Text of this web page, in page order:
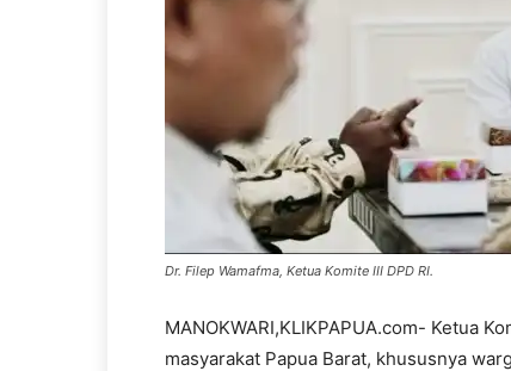
Dr. Filep Wamafma, Ketua Komite III DPD RI.
MANOKWARI,KLIKPAPUA.com- Ketua
masyarakat Papua Barat, khususnya